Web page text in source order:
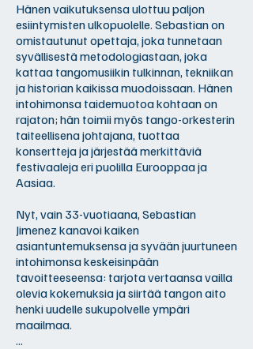
Hänen vaikutuksensa ulottuu paljon
esiintymisten ulkopuolelle. Sebastian on
omistautunut opettaja, joka tunnetaan
syvällisestä metodologiastaan, joka
kattaa tangomusiikin tulkinnan, tekniikan
ja historian kaikissa muodoissaan. Hänen
intohimonsa taidemuotoa kohtaan on
rajaton; hän toimii myös tango-orkesterin
taiteellisena johtajana, tuottaa
konsertteja ja järjestää merkittäviä
festivaaleja eri puolilla Eurooppaa ja
Aasiaa.
Nyt, vain 33-vuotiaana, Sebastian
Jimenez kanavoi kaiken
asiantuntemuksensa ja syvään juurtuneen
intohimonsa keskeisinpään
tavoitteeseensa: tarjota vertaansa vailla
olevia kokemuksia ja siirtää tangon aito
henki uudelle sukupolvelle ympäri
maailmaa.
...